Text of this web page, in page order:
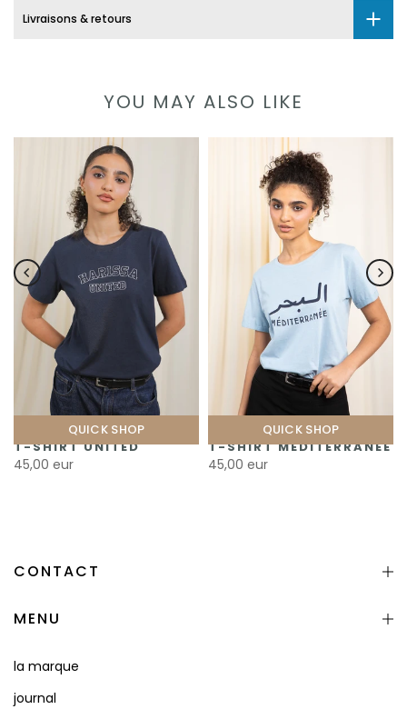
Livraisons & retours
YOU MAY ALSO LIKE
QUICK SHOP
T-SHIRT UNITED
45,00 eur
QUICK SHOP
T-SHIRT MÉDITERRANÉE
45,00 eur
CONTACT
MENU
la marque
journal